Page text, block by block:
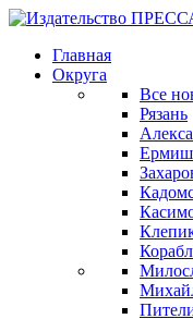
Главная
Округа
Все
Рязань